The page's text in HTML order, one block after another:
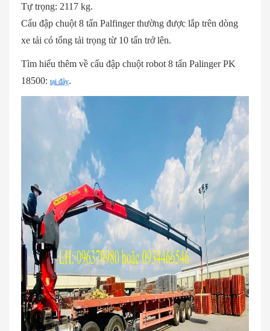
Tự trọng: 2117 kg.
Cẩu đập chuột 8 tấn Palfinger thường được lắp trên dòng
xe tải có tổng tải trọng từ 10 tấn trở lên.
Tìm hiểu thêm về cẩu đập chuột robot 8 tấn Palinger PK
18500: tại đây.